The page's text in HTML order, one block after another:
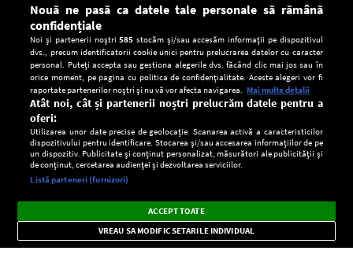
CONFIDENŢIALITATE
Setări:
Dark
Mode
Radio live, podcasturi, știri și alerte
importante.
×
Nouă ne pasă ca datele tale personale să rămână
confidențiale
Noi și partenerii noștri585 stocăm și/sau accesăm informații pe dispozitivul
dvs., precum identificatorii cookie unici pentru prelucrarea datelor cu caracter
personal. Puteți accepta sau gestiona alegerile dvs. făcând clic mai jos sau în
orice moment, pe pagina cu politica de confidențialitate. Aceste alegeri vor fi
raportate partenerilor noștri și nu vă vor afecta navigarea. Mai multe detalii
Atât noi, cât și partenerii noștri prelucrăm datele pentru a
oferi:
Utilizarea unor date precise de geolocație. Scanarea activă a caracteristicilor
dispozitivului pentru identificare. Stocarea și/sau accesarea informațiilor de pe
un dispozitiv. Publicitate și conținut personalizat, măsurători ale publicității și
de conținut, cercetarea audienței și dezvoltarea serviciilor.
Listă parteneri (furnizori)
ACCEPT TOATE
VREAU SA MODIFIC SETARILE INDIVIDUAL